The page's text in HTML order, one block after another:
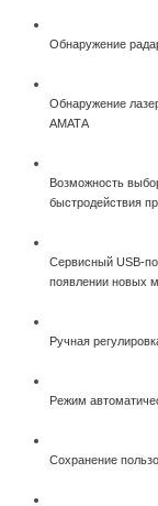
Обнаружение
Обнаружение
АМАТА
Возможность
быстродействия
Сервисный USB-
появлении новых
Ручная
Режим
Сохранение